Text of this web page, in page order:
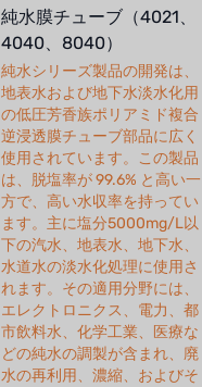
純水膜チューブ（4021、
4040、8040）
純水シリーズ製品の開発は、
地表水および地下水淡水化用
の低圧芳香族ポリアミド複合
逆浸透膜チューブ部品に広く
使用されています。この製品
は、脱塩率が 99.6% と高い一
方で、高い水収率を持ってい
ます。主に塩分5000mg/L以
下の汽水、地表水、地下水、
水道水の淡水化処理に使用さ
れます。その適用分野には、
エレクトロニクス、電力、都
市飲料水、化学工業、医療な
どの純水の調製が含まれ、廃
水の再利用、濃縮、およびそ